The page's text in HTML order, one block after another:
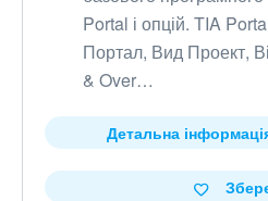
Portal і опцій. TIA
Портал, Вид Проект,
& Over…
Детальна